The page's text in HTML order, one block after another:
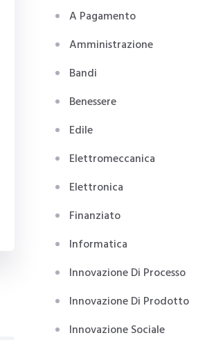
A Pagamento
Amministrazione
Bandi
Benessere
Edile
Elettromeccanica
Elettronica
Finanziato
Informatica
Innovazione Di Processo
Innovazione Di Prodotto
Innovazione Sociale